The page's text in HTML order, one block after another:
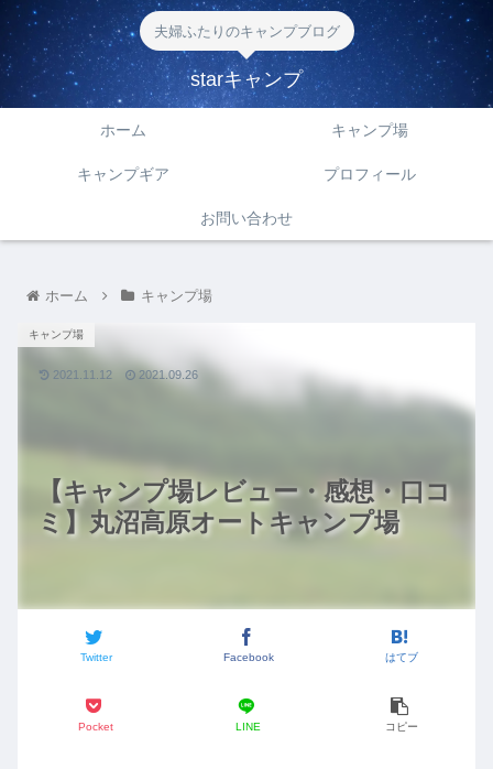
夫婦ふたりのキャンプブログ
starキャンプ
ホーム キャンプ場
キャンプギア プロフィール
お問い合わせ
ホーム キャンプ場
【キャンプ場レビュー・感想・口コ
ミ】丸沼高原オートキャンプ場
キャンプ場
Twitter Facebook はてブ
Pocket LINE コピー
2021.11.12 2021.09.26